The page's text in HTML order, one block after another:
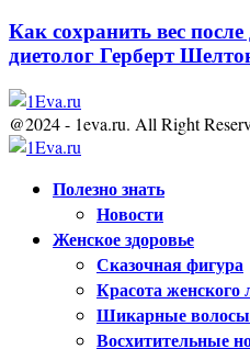
Как сохранить вес
диетолог Герберт
@2024 - 1eva.ru. All Right
Полезно знать
Новости
Женское здоровье
Сказочная фигура
Красота женского
Шикарные волосы
Восхитительные